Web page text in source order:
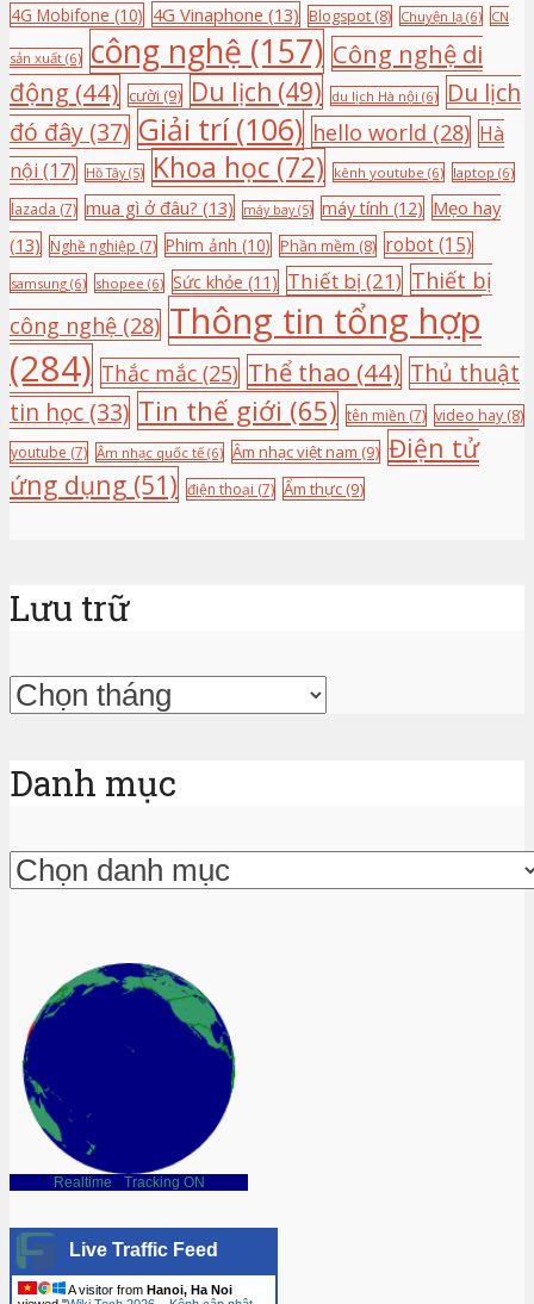
4G Mobifone (10) 4G Vinaphone (13) Blogspot (8) Chuyện lạ (6) CN
sản xuất (6) công nghệ (157) Công nghệ di
động (44) cười (9) Du lịch (49) du lịch Hà nội (6)
Du lịch
đó đây (37) Giải trí(106) hello world (28) Hà
nội (17) Hồ Tây(5) Khoa học (72) kênh youtube (6) laptop (6)
lazada (7) mua gì ở đâu? (13) máy bay(5) máy tính (12) Mẹo hay
(13) Nghề nghiệp (7) Phim ảnh (10) Phần mềm (8) robot(15)
samsung (6) shopee (6) Sức khỏe (11) Thiết bị (21) Thiết bị
công nghệ (28) Thông tin tổng hợp
(284) Thắc mắc (25) Thể thao (44) Thủ thuật
tin học (33) Tin thế giới (65) tên miền (7) video hay (8)
youtube (7) Âm nhạc quốc tế (6) Âm nhạc việt nam (9) Điện tử
ứng dụng (51) điện thoại (7) Ẩm thực (9)
Lưu trữ
Lưu
Danh mục
Danh
Realtime - Tracking ON
Live Traffic Feed
A visitor from Hanoi, Ha Noi